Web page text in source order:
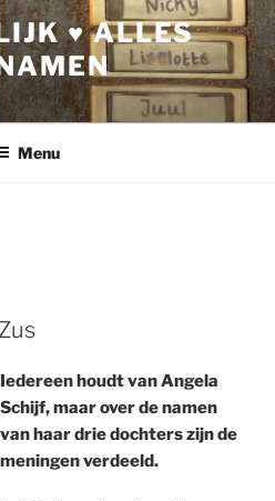
♥ ALLES
Menu
Iedereen houdt van Angela
Schijf, maar over de namen
van haar drie dochters zijn de
meningen verdeeld.